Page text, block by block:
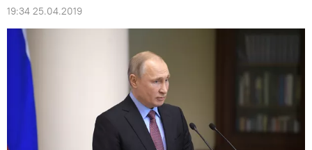
19:34 25.04.2019